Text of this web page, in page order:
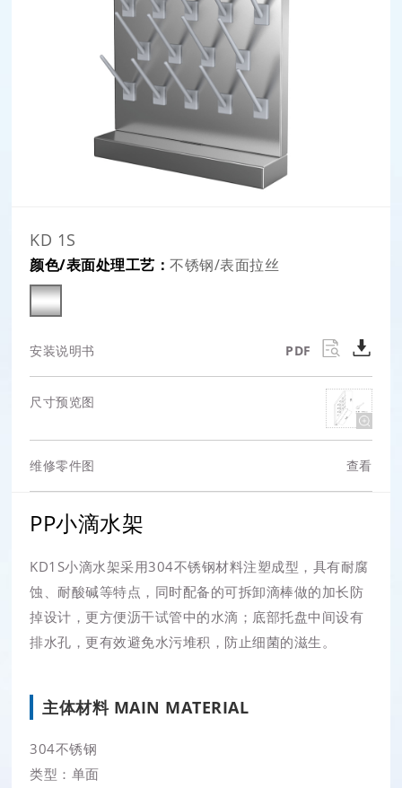
KD 1S
颜色/表面处理工艺：不锈钢/表面拉丝
安装说明书 PDF
尺寸预览图
维修零件图 查看
PP小滴水架
KD1S小滴水架采用304不锈钢材料注塑成型，具有耐腐
蚀、耐酸碱等特点，同时配备的可拆卸滴棒做的加长防
掉设计，更方便沥干试管中的水滴；底部托盘中间设有
排水孔，更有效避免水污堆积，防止细菌的滋生。
主体材料 MAIN MATERIAL
304不锈钢
类型：单面